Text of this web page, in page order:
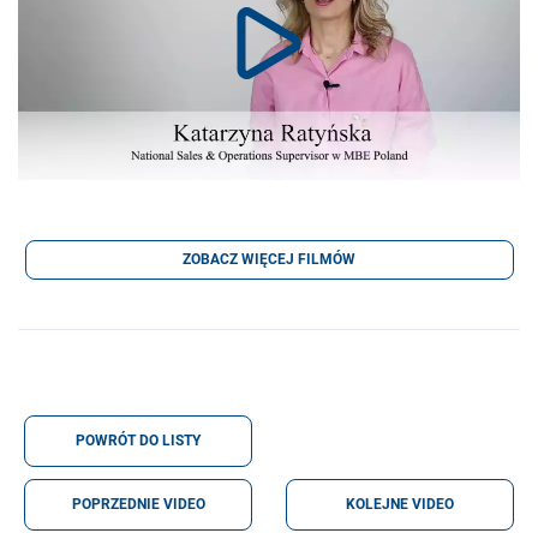
ZOBACZ WIĘCEJ FILMÓW
POWRÓT DO LISTY
POPRZEDNIE VIDEO KOLEJNE VIDEO